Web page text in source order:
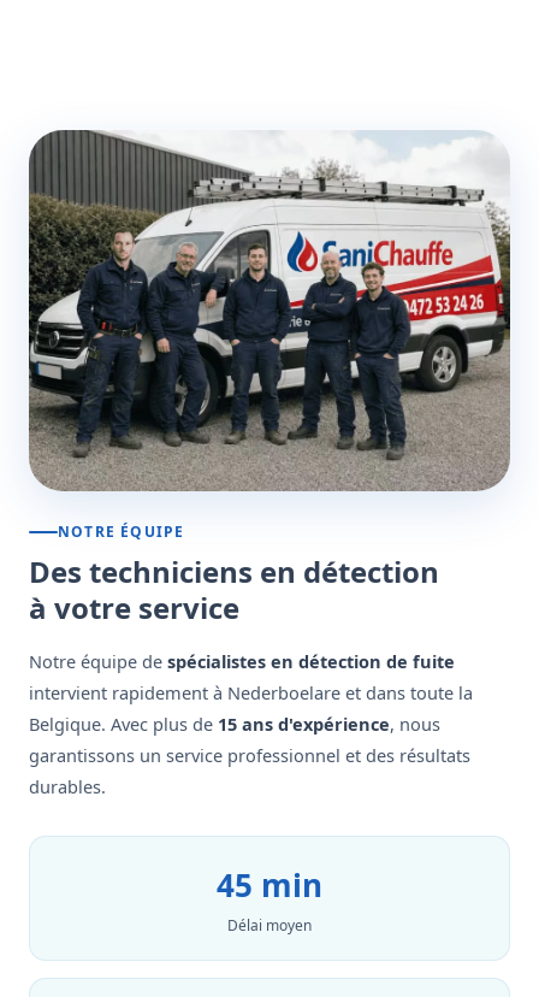
NOTRE ÉQUIPE
Des techniciens en détection
à votre service
Notre équipe de spécialistes en détection de fuite
intervient rapidement à Nederboelare et dans toute la
Belgique. Avec plus de 15 ans d'expérience, nous
garantissons un service professionnel et des résultats
durables.
45 min
Délai moyen